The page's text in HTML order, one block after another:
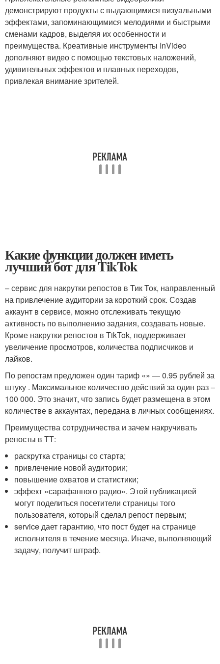
демонстрируют продукты с выдающимися визуальными
эффектами, запоминающимися мелодиями и быстрыми
сменами кадров, выделяя их особенности и
преимущества. Креативные инструменты InVideo
дополняют видео с помощью текстовых наложений,
удивительных эффектов и плавных переходов,
привлекая внимание зрителей.
Какие функции должен иметь
лучший бот для TikTok
– сервис для накрутки репостов в Тик Ток, направленный
на привлечение аудитории за короткий срок. Создав
аккаунт в сервисе, можно отслеживать текущую
активность по выполнению задания, создавать новые.
Кроме накрутки репостов в TikTok, поддерживает
увеличение просмотров, количества подписчиков и
лайков.
По репостам предложен один тариф «» — 0.95 рублей за
штуку . Максимальное количество действий за один раз –
100 000. Это значит, что запись будет размещена в этом
количестве в аккаунтах, передана в личных сообщениях.
Преимущества сотрудничества и зачем накручивать
репосты в ТТ:
раскрутка страницы со старта;
привлечение новой аудитории;
повышение охватов и статистики;
эффект «сарафанного радио». Этой публикацией
могут поделиться посетители страницы того
пользователя, который сделал репост первым;
service дает гарантию, что пост будет на странице
исполнителя в течение месяца. Иначе, выполняющий
задачу, получит штраф.